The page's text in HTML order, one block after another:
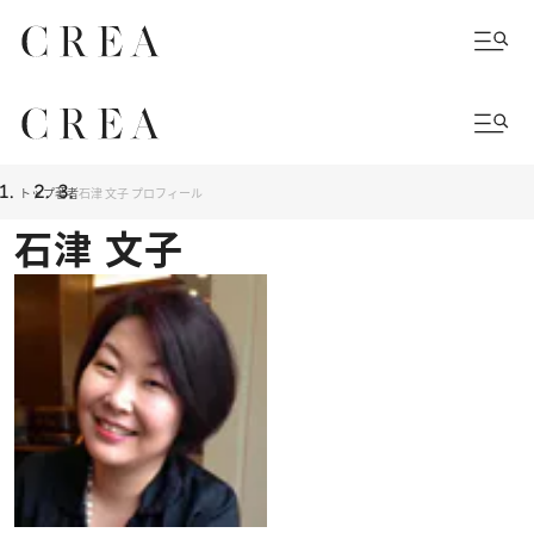
トップ著者石津 文子 プロフィール
石津 文子